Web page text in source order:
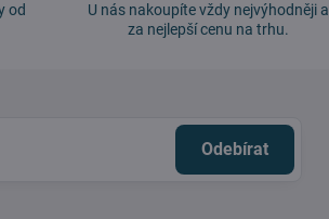
od
U nás nakoupíte vždy nejvýhodněji a
za nejlepší cenu na trhu.
Odebírat